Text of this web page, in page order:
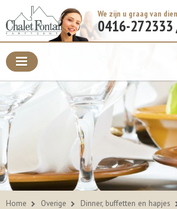
We zijn u graag van
0416-
Home Overige Dinner, buffetten en hapjes